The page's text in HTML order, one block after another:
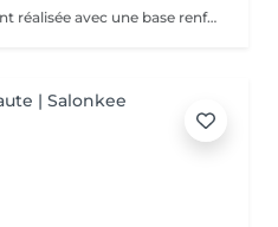
Pose de vernis semi-permanent réalisée avec une base renforcée pour une meilleure tenue et une protection optimale de l'ongle. Se retire à l'acetone.